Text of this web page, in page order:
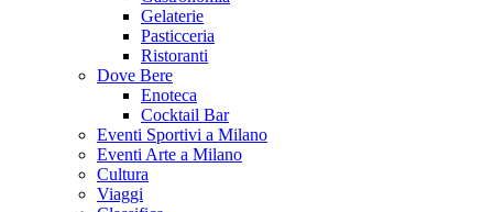
Gelaterie
Pasticceria
Ristoranti
Dove Bere
Enoteca
Cocktail Bar
Eventi Sportivi a Milano
Eventi Arte a Milano
Cultura
Viaggi